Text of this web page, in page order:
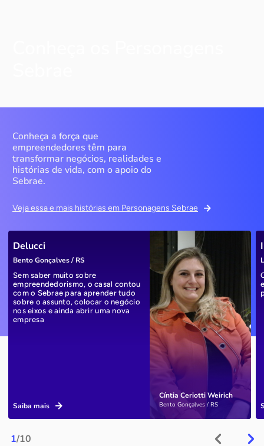
Conheça a força que
empreendedores têm para
transformar negócios, realidades e
histórias de vida, com o apoio do
Sebrae.
Veja essa e mais histórias em Personagens Sebrae
1/10
Cíntia Ceriotti Weirich
Bento Gonçalves / RS
Delucci
Bento Gonçalves / RS
Sem saber muito sobre
empreendedorismo, o casal contou
com o Sebrae para aprender tudo
sobre o assunto, colocar o negócio
nos eixos e ainda abrir uma nova
empresa
Saiba mais